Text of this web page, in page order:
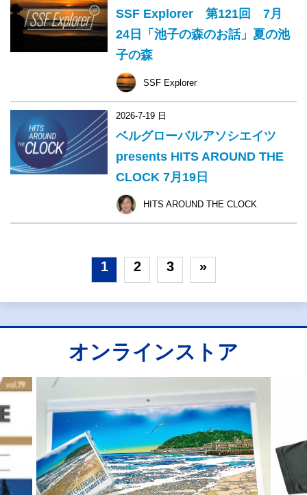
SSF Explorer 第121回 7月
24日「池子の森のお話」夏の池
子の森
SSF Explorer
2026-7-19 日
ベルグローバルアソシエイツ
presents HITS AROUND THE
CLOCK 7月19日
HITS AROUND THE CLOCK
1 2 3 »
オンラインストア